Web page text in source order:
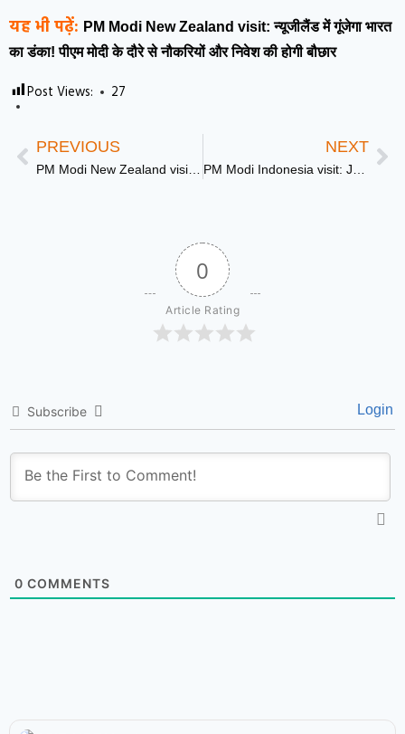
यह भी पढ़ें: PM Modi New Zealand visit: न्यूजीलैंड में गूंजेगा भारत
का डंका! पीएम मोदी के दौरे से नौकरियों और निवेश की होगी बौछार
Post Views: 27
PREVIOUS
PM Modi New Zealand visit: न्यूजीलैंड में गूंजेगा भारत का डंका! पीएम मोदी के दौरे से नौकरियों और निवेश की होगी बौछार
NEXT
PM Modi Indonesia visit: Jakarta में मिला सर्वोच्च नागरिक सम्मान ‘बिंतांग आदिपूर्णा’ (Bintang Adipurna)
0
Article Rating
Subscribe Login
0 COMMENTS